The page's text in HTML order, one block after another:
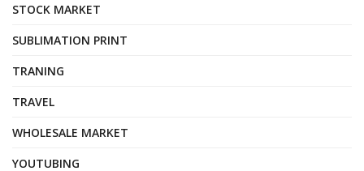
STOCK MARKET
SUBLIMATION PRINT
TRANING
TRAVEL
WHOLESALE MARKET
YOUTUBING